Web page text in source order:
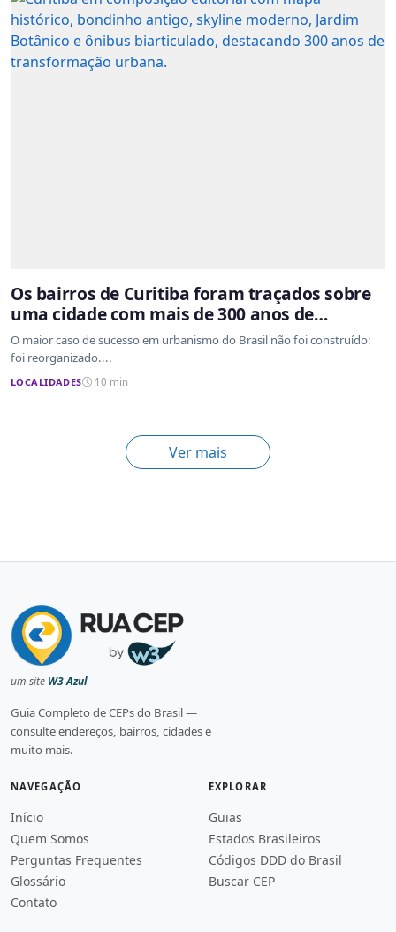
Os bairros de Curitiba foram traçados sobre
uma cidade com mais de 300 anos de
ocupação desordenada
O maior caso de sucesso em urbanismo do Brasil não foi construído:
foi reorganizado....
LOCALIDADES 10 min
Ver mais
um site W3 Azul
Guia Completo de CEPs do Brasil —
consulte endereços, bairros, cidades e
muito mais.
NAVEGAÇÃO
Início
Quem Somos
Perguntas Frequentes
Glossário
Contato
EXPLORAR
Guias
Estados Brasileiros
Códigos DDD do Brasil
Buscar CEP